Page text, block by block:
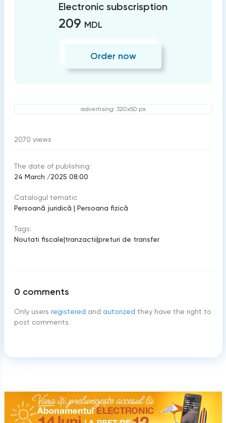
Electronic subscrisption
209 MDL
Order now
advertising: 320x50 px
2070 views
The date of publishing:
24 March /2025 08:00
Catalogul tematic
Persoană juridică | Persoana fizică
Tags:
Noutati fiscale|tranzactii|preturi de transfer
0 comments
Only users registered and autorized they have the right to
post comments.